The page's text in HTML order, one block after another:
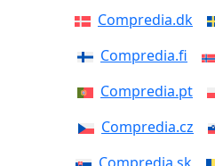
Compredia.dk
Compredia.fi
Compredia.pt
Compredia.cz